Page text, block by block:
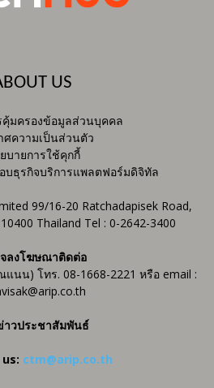
US
คุ้มครองข้อมูลส่วนบุคคล
ศความเป็นส่วนตัว
บายการใช้คุกกี้
บธุรกิจบริการแพลตฟอร์มดิจิทัล
99/16-20 Ratchadapisek Road,
Thailand Tel : 0-2642-3400
ลงโฆษณาติดต่อ
น) โทร. 08-1668-2221 หรือ email :
าวประชาสัมพันธ์
ctm@arip.co.th